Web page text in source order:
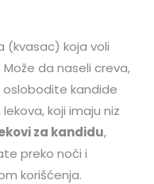
(kvasac) koja voli
Može da naseli creva,
oslobodite kandide
koji imaju niz
za kandidu,
preko noći i
korišćenja.